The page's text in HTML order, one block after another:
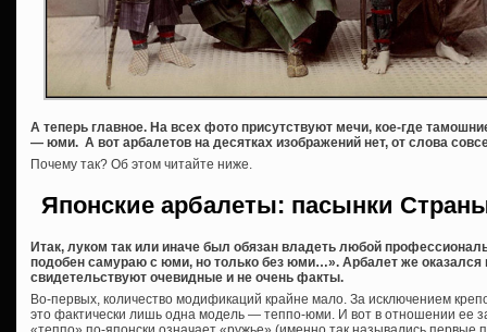
А теперь главное. На всех фото присутствуют мечи, кое-где
— юми. А вот арбалетов на десятках изображений нет, от слова
Почему так? Об этом читайте ниже.
Японские арбалеты: пасынки
Итак, луком так или иначе был обязан владеть любой
подобен самураю с юми, но только без юми…». Арбалет же оказался
свидетельствуют очевидные и не очень факты.
Во-первых, количество модификаций крайне мало. За исключением
это фактически лишь одна модель — теппо-юми. И вот в отношении ее